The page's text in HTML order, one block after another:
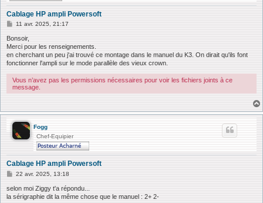
Cablage HP ampli Powersoft
M
s
s
g
e
11 avr. 2025, 21:17
Bonsoir,
Merci pour les renseignements.
en cherchant un peu j'ai trouvé ce montage dans le manuel du K3. On dirait qu'ils font
fonctionner l'ampli sur le mode parallèle des vieux crown.
Vous n’avez pas les permissions nécessaires pour voir les fichiers joints à ce
message.
Fogg
Chef-Equipier
Cablage HP ampli Powersoft
M
s
s
22 avr. 2025, 13:18
selon moi Ziggy t'a répondu...
la sérigraphie dit la même chose que le manuel : 2+ 2-